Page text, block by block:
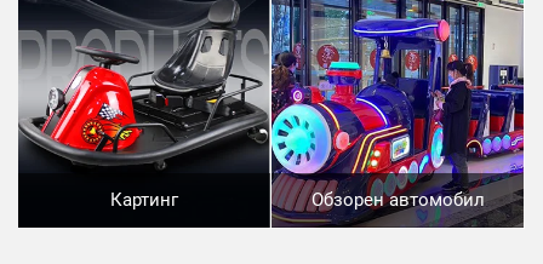
Картинг Обзорен автомобил